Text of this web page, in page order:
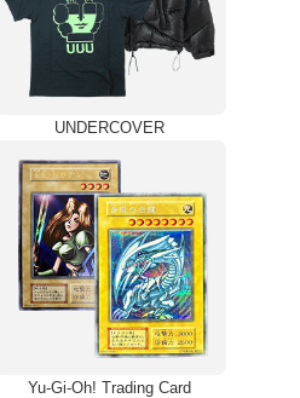
UNDERCOVER
Yu-Gi-Oh! Trading Card